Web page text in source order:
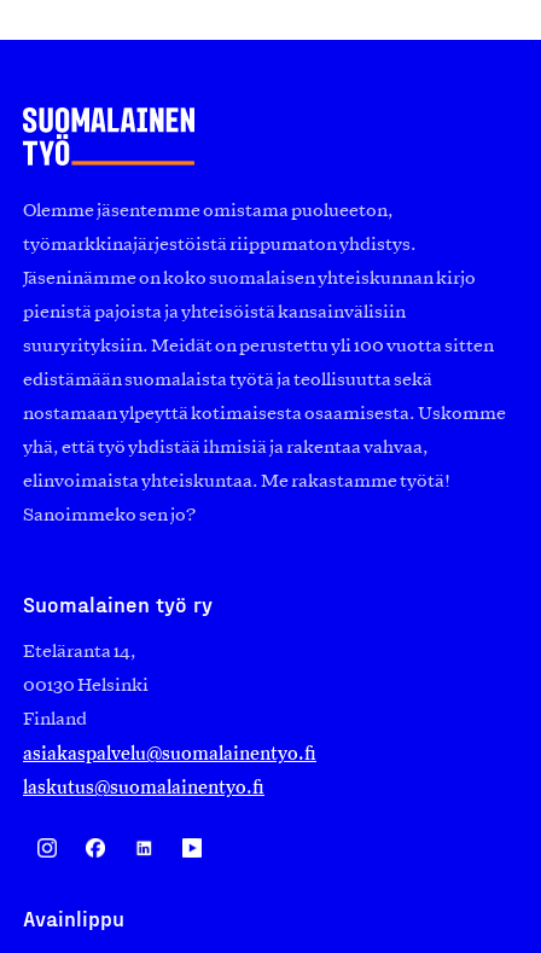
Olemme jäsentemme omistama puolueeton,
työmarkkinajärjestöistä riippumaton yhdistys.
Jäseninämme on koko suomalaisen yhteiskunnan kirjo
pienistä pajoista ja yhteisöistä kansainvälisiin
suuryrityksiin. Meidät on perustettu yli 100 vuotta sitten
edistämään suomalaista työtä ja teollisuutta sekä
nostamaan ylpeyttä kotimaisesta osaamisesta. Uskomme
yhä, että työ yhdistää ihmisiä ja rakentaa vahvaa,
elinvoimaista yhteiskuntaa. Me rakastamme työtä!
Sanoimmeko sen jo?
Suomalainen työ ry
Eteläranta 14,
00130 Helsinki
Finland
asiakaspalvelu@suomalainentyo.fi
laskutus@suomalainentyo.fi
Avainlippu